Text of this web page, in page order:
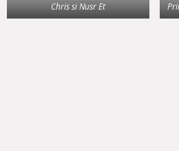
Chris si Nusr Et